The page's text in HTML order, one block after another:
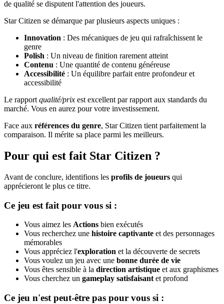
de qualité se disputent l'attention des joueurs.
Star Citizen se démarque par plusieurs aspects uniques :
Innovation : Des mécaniques de jeu qui rafraîchissent le
genre
Polish : Un niveau de finition rarement atteint
Contenu : Une quantité de contenu généreuse
Accessibilité : Un équilibre parfait entre profondeur et
accessibilité
Le rapport qualité/prix est excellent par rapport aux standards du
marché. Vous en aurez pour votre investissement.
Face aux références du genre, Star Citizen tient parfaitement la
comparaison. Il mérite sa place parmi les meilleurs.
Pour qui est fait Star Citizen ?
Avant de conclure, identifions les profils de joueurs qui
apprécieront le plus ce titre.
Ce jeu est fait pour vous si :
Vous aimez les Actions bien exécutés
Vous recherchez une histoire captivante et des personnages
mémorables
Vous appréciez l'exploration et la découverte de secrets
Vous voulez un jeu avec une bonne durée de vie
Vous êtes sensible à la direction artistique et aux graphismes
Vous cherchez un gameplay satisfaisant et profond
Ce jeu n'est peut-être pas pour vous si :